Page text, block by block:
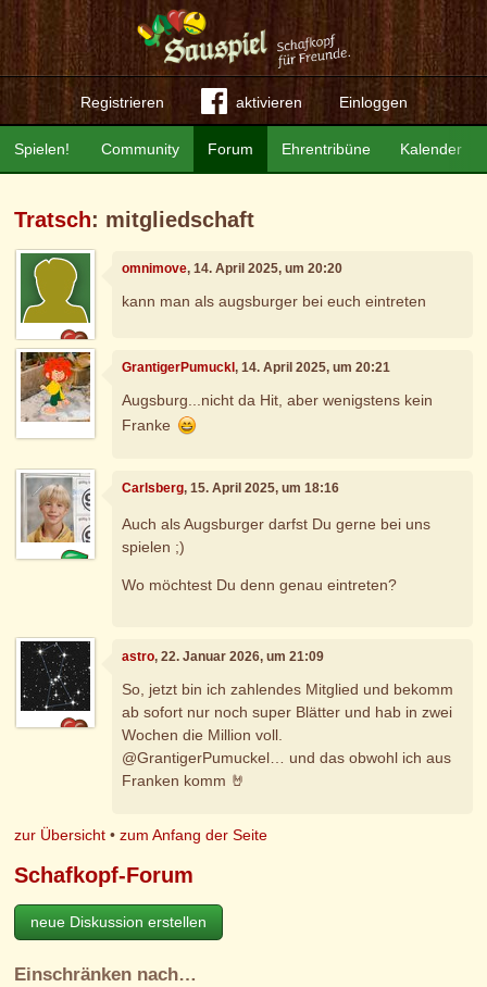
Registrieren aktivieren Einloggen
Community Forum Ehrentribüne Kalender
Spielen!
Tratsch: mitgliedschaft
omnimove, 14. April 2025, um 20:20
kann man als augsburger bei euch eintreten
GrantigerPumuckl, 14. April 2025, um 20:21
Augsburg...nicht da Hit, aber wenigstens kein
Franke
Carlsberg, 15. April 2025, um 18:16
Auch als Augsburger darfst Du gerne bei uns
spielen ;)
Wo möchtest Du denn genau eintreten?
astro, 22. Januar 2026, um 21:09
So, jetzt bin ich zahlendes Mitglied und bekomm
ab sofort nur noch super Blätter und hab in zwei
Wochen die Million voll.
@GrantigerPumuckel… und das obwohl ich aus
Franken komm 🤘
zur Übersicht •zum Anfang der Seite
Schafkopf-Forum
neue Diskussion erstellen
Einschränken nach…